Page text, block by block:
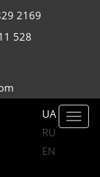
2169
528
UA
RU
EN